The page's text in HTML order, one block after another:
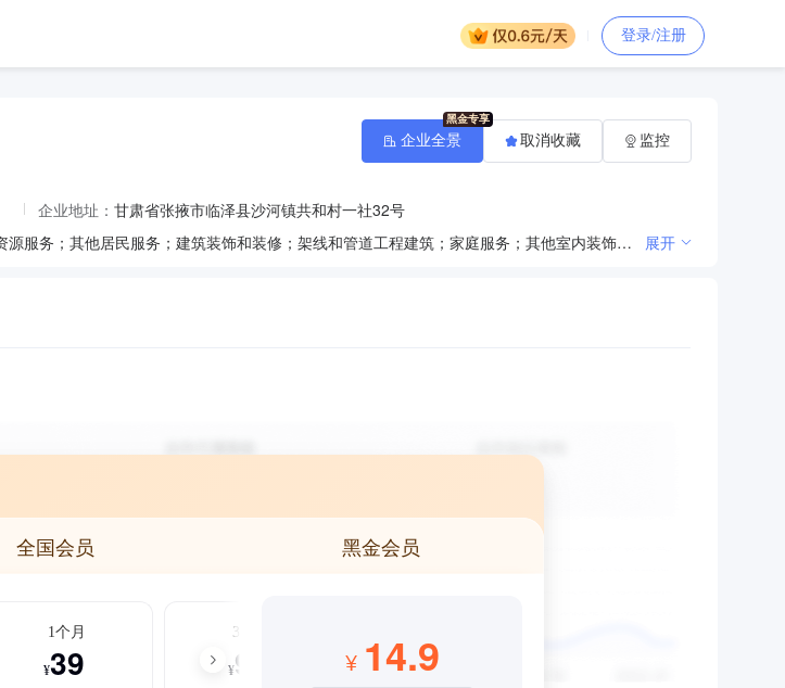
登录/注册
企业地址： 甘肃省张掖市临泽县沙河镇共和村一社32号
管道和设备安装；清洁服务；机械设备经营租赁；其他人力资源服务；其他居民服务；建筑装饰和装修；架线和管道工程建筑；家庭服务；其他室内装饰材料零售；其他建筑安装；建材批发。（依法须经批准的项目，经相关部门批准后方可开展经营活动）*** 展开
企业全景 取消收藏 监控
全国会员 黑金会员
1个月
¥39
3个月
¥99 ¥ 14.9